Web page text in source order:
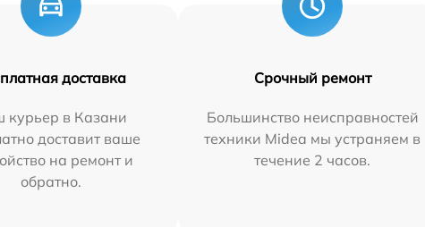
доставка
курьер в Казани
доставит ваше
на ремонт и
обратно.
Срочный ремонт
Большинство неисправностей
техники Midea мы устраняем в
течение 2 часов.